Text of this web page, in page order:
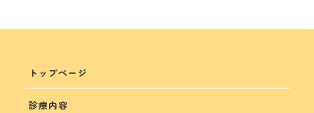
トップページ
診療内容